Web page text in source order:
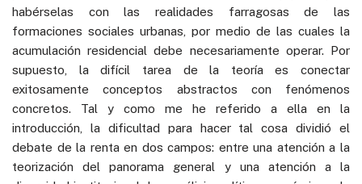
habérselas con las realidades farragosas de las
formaciones sociales urbanas, por medio de las cuales la
acumulación residencial debe necesariamente operar. Por
supuesto, la difícil tarea de la teoría es conectar
exitosamente conceptos abstractos con fenómenos
concretos. Tal y como me he referido a ella en la
introducción, la dificultad para hacer tal cosa dividió el
debate de la renta en dos campos: entre una atención a la
teorización del panorama general y una atención a la